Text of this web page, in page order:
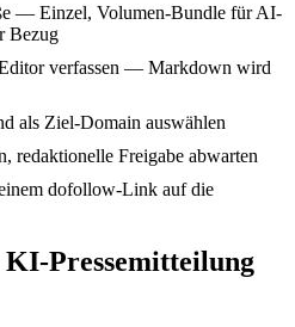
— Einzel, Volumen-Bundle für AI-
Bezug
verfassen — Markdown wird
als Ziel-Domain auswählen
redaktionelle Freigabe abwarten
dofollow-Link auf die
Pressemitteilung